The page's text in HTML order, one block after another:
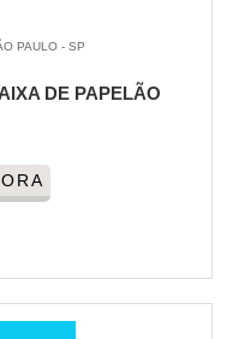
PAULO - SP
DE PAPELÃO